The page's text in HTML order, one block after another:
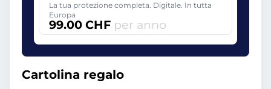
La tua protezione completa. Digitale. In tutta
Europa
99.00 CHF per anno
Cartolina regalo